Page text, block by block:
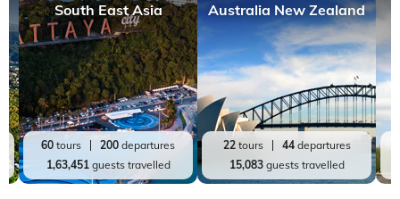
South East Asia
60 tours 200 departures
1,63,451guests travelled
Australia New Zealand
22tours 44departures
15,083guests travelled